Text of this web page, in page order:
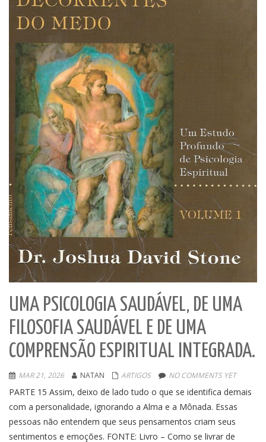
UMA PSICOLOGIA SAUDÁVEL, DE UMA
FILOSOFIA SAUDÁVEL E DE UMA
COMPRENSÃO ESPIRITUAL INTEGRADA.
MAR 21, 2026 NATAN ARTIGOS NO COMMENTS YET
PARTE 15 Assim, deixo de lado tudo o que se identifica demais
com a personalidade, ignorando a Alma e a Mônada. Essas
pessoas não entendem que seus pensamentos criam seus
sentimentos e emoções. FONTE: Livro – Como se livrar de